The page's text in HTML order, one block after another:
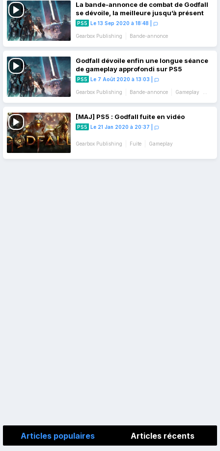
La bande-annonce de combat de Godfall
se dévoile, la meilleure jusqu’à présent
PS5 Le 13 Sep 2020 à 18:48
Gearbox Publishing Bande-annonce
Godfall dévoile enfin une longue séance
de gameplay approfondi sur PS5
PS5 Le 7 Août 2020 à 13:03
Gearbox Publishing Bande-annonce
Gameplay
[MAJ] PS5 : Godfall fuite en vidéo
PS5 Le 21 Jan 2020 à 20:37
Gearbox Publishing Fuite Gameplay
Articles populaires Articles récents